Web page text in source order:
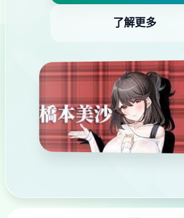
了解更多